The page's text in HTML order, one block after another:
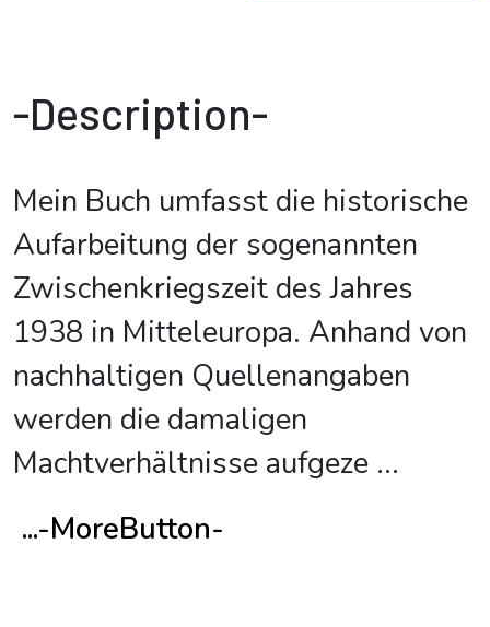
-Description-
Mein Buch umfasst die historische
Aufarbeitung der sogenannten
Zwischenkriegszeit des Jahres
1938 in Mitteleuropa. Anhand von
nachhaltigen Quellenangaben
werden die damaligen
Machtverhältnisse aufgeze ...
...-MoreButton-